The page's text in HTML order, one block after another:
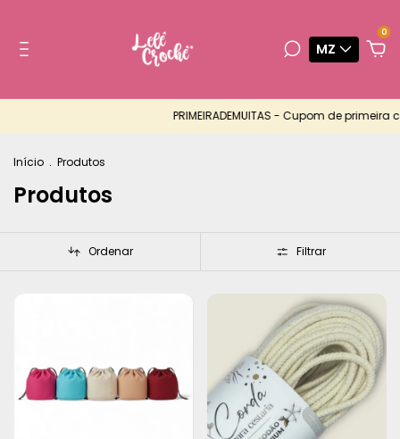
MZ
0
PRIMEIRADEMUITAS - Cupom de primeira compra
Início . Produtos
Produtos
Ordenar Filtrar